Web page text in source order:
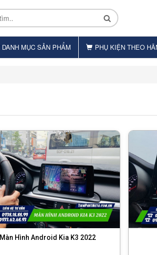
DANH MỤC SẢN PHẨM PHỤ KIỆN THEO
Màn Hình Android Kia K3 2022